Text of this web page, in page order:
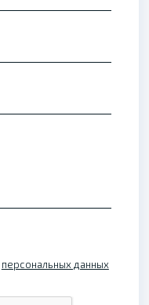
персональных данных